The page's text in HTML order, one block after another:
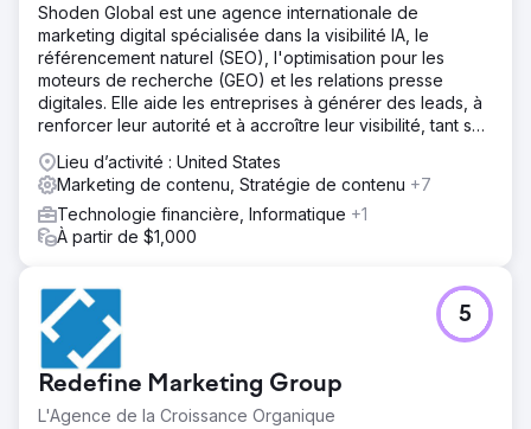
Shoden Global est une agence internationale de
marketing digital spécialisée dans la visibilité IA, le
référencement naturel (SEO), l'optimisation pour les
moteurs de recherche (GEO) et les relations presse
digitales. Elle aide les entreprises à générer des leads, à
renforcer leur autorité et à accroître leur visibilité, tant sur
Lieu d’activité : United States
Marketing de contenu, Stratégie de contenu +7
Technologie financière, Informatique +1
À partir de $1,000
Redefine Marketing Group
L'Agence de la Croissance Organique
5